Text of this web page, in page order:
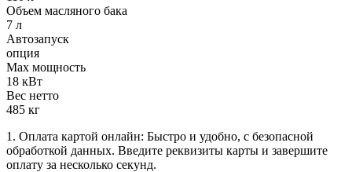
Объем масляного бака
7 л
Автозапуск
опция
Max мощность
18 кВт
Вес нетто
485 кг
1. Оплата картой онлайн: Быстро и удобно, с безопасной
обработкой данных. Введите реквизиты карты и завершите
оплату за несколько секунд.